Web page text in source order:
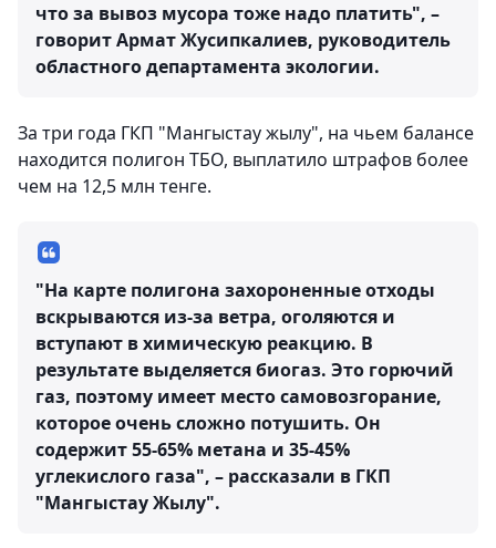
что за вывоз мусора тоже надо платить", –
говорит Армат Жусипкалиев, руководитель
областного департамента экологии.
За три года ГКП "Мангыстау жылу", на чьем балансе
находится полигон ТБО, выплатило штрафов более
чем на 12,5 млн тенге.
"На карте полигона захороненные отходы
вскрываются из-за ветра, оголяются и
вступают в химическую реакцию. В
результате выделяется биогаз. Это горючий
газ, поэтому имеет место самовозгорание,
которое очень сложно потушить. Он
содержит 55-65% метана и 35-45%
углекислого газа", – рассказали в ГКП
"Мангыстау Жылу".